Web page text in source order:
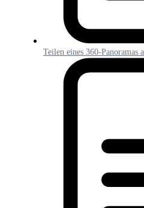
Teilen eines 360-Panoramas